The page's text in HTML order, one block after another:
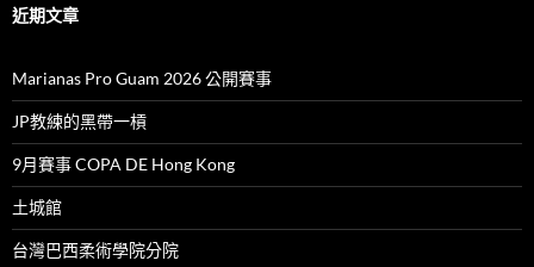
近期文章
Marianas Pro Guam 2026 公開賽事
JP教練的黑帶一槓
9月賽事 COPA DE Hong Kong
土城館
台灣巴西柔術學院分院